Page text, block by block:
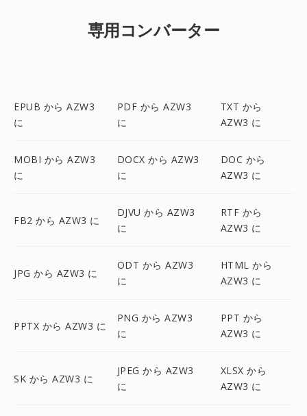
専用コンバーター
EPUB から AZW3
に
PDF から AZW3
に
TXT から
AZW3 に
MOBI から AZW3
に
DOCX から AZW3
に
DOC から
AZW3 に
FB2 から AZW3 に
DJVU から AZW3
に
RTF から
AZW3 に
JPG から AZW3 に
ODT から AZW3
に
HTML から
AZW3 に
PPTX から AZW3 に
PNG から AZW3
に
PPT から
AZW3 に
SK から AZW3 に
JPEG から AZW3
に
XLSX から
AZW3 に